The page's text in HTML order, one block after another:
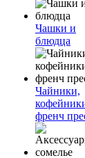
Чашки и
блюдца
Чайники,
френч